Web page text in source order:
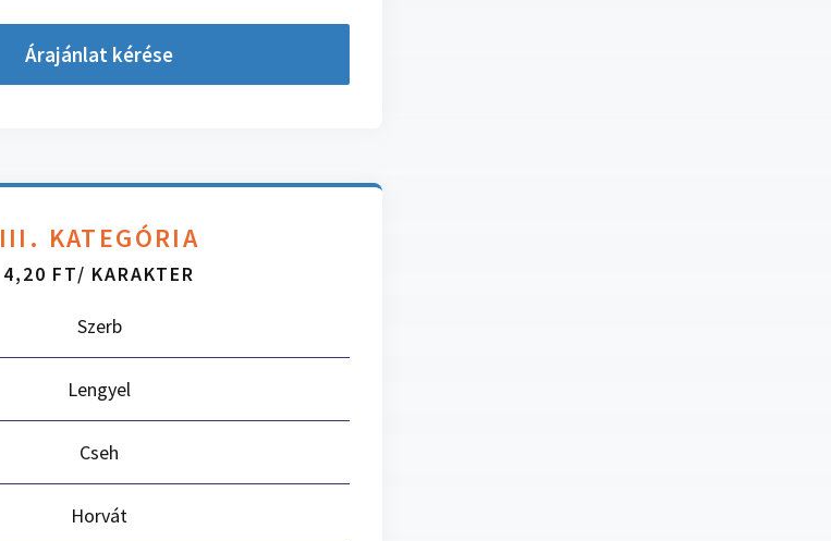
Árajánlat kérése
III. KATEGÓRIA
4,20 FT/ KARAKTER
Szerb
Lengyel
Cseh
Horvát